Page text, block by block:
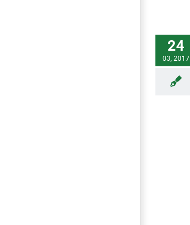
24
03, 2017
ΔΙΑΓΩΝΙΣΜΟΣ ΠΕΡΙΒΑΛΟΝΤΙΚΗΣ